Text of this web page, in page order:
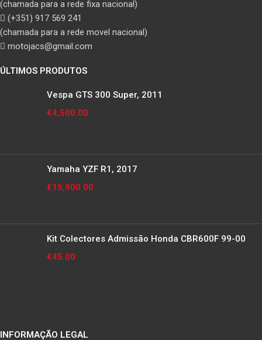
(chamada para a rede fixa nacional)
(+351) 917 569 241
(chamada para a rede movel nacional)
motojacs@gmail.com
ÚLTIMOS PRODUTOS
Vespa GTS 300 Super, 2011
€4,500.00
Yamaha YZF R1, 2017
€15,900.00
Kit Colectores Admissão Honda CBR600F 99-00
€45.00
INFORMAÇÃO LEGAL